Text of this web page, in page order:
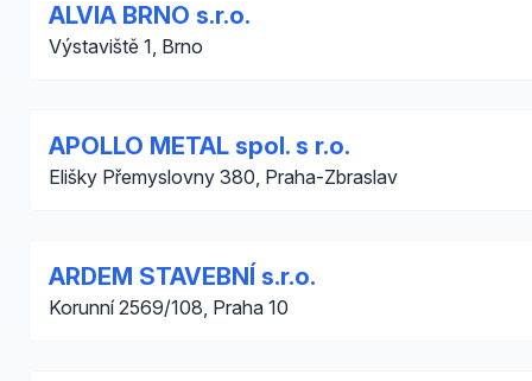
ALVIA BRNO s.r.o.
Výstaviště 1, Brno
APOLLO METAL spol. s r.o.
Elišky Přemyslovny 380, Praha-Zbraslav
ARDEM STAVEBNÍ s.r.o.
Korunní 2569/108, Praha 10